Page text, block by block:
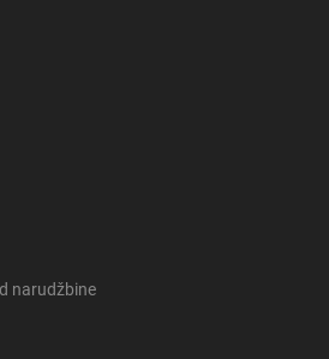
narudžbine